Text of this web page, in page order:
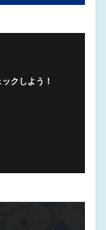
クしよう！